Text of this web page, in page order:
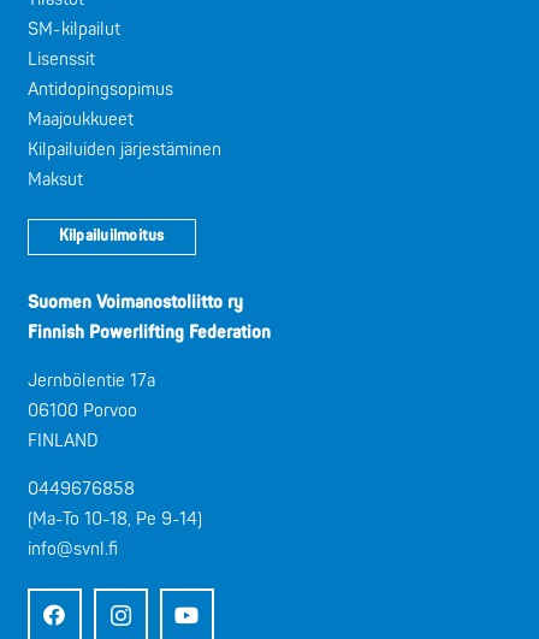
SM-kilpailut
Lisenssit
Antidopingsopimus
Maajoukkueet
Kilpailuiden järjestäminen
Maksut
Kilpailuilmoitus
Suomen Voimanostoliitto ry
Finnish Powerlifting Federation
Jernbölentie 17a
06100 Porvoo
FINLAND
0449676858
(Ma-To 10-18, Pe 9-14)
info@svnl.fi